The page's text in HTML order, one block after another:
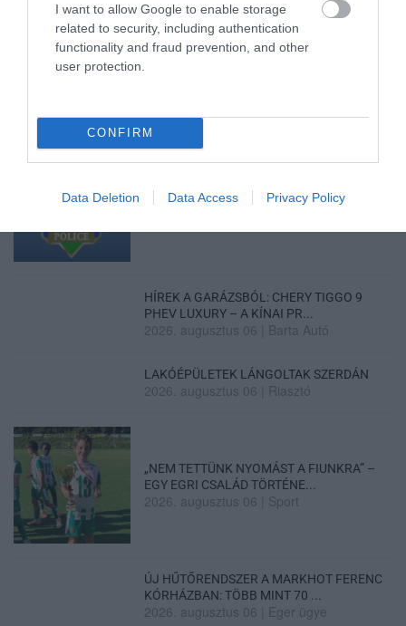
I want to allow Google to enable storage
related to security, including authentication
functionality and fraud prevention, and other
user protection.
CONFIRM
Data Deletion Data Access Privacy Policy
ZÁPOROK, ZIVATAROK KIALAKULHATNAK
MENTŐK IS A HELYSZÍNRE ÉRKE...
HÍREK A GARÁZSBÓL: CHERY TIGGO 9
PHEV LUXURY – A KÍNAI PR...
2026. augusztus 06 Barta Autó
LAKÓÉPÜLETEK LÁNGOLTAK SZERDÁN
2026. augusztus 06 Riasztó
„NEM TETTÜNK NYOMÁST A FIUNKRA” –
EGY EGRI CSALÁD TÖRTÉNE...
2026. augusztus 06 Sport
ÚJ HŰTŐRENDSZER A MARKHOT FERENC
KÓRHÁZBAN: TÖBB MINT 70 ...
2026. augusztus 06 Eger ügye